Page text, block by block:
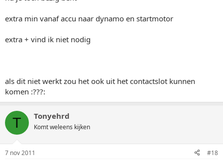
extra min vanaf accu naar dynamo en startmotor
extra + vind ik niet nodig
als dit niet werkt zou het ook uit het contactslot kunnen
komen :???:
T Tonyehrd
Komt weleens kijken
7 nov 2011 #18